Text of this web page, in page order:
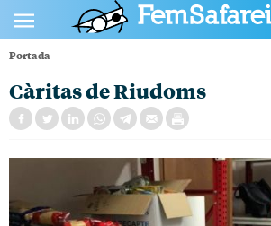
CULTURA
ESPORTS
OPINIÓ
Portada
Càritas de Riudoms